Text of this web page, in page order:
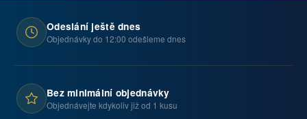
Odeslání ještě dnes
Objednávky do 12:00 odešleme dnes
Bez minimální objednávky
Objednávejte kdykoliv již od 1 kusu